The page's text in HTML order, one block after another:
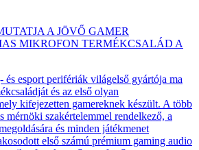
A JÖVŐ GAMER
MIKROFON TERMÉKCSALÁD A
és esport perifériák világelső gyártója ma
és az első olyan
kifejezetten gamereknek készült. A több
mérnöki szakértelemmel rendelkező, a
és minden játékmenet
első számú prémium gaming audio